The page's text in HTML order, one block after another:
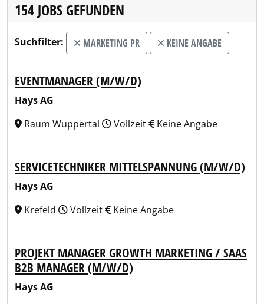
154 JOBS GEFUNDEN
Suchfilter: MARKETING PR KEINE ANGABE
EVENTMANAGER (M/W/D)
Hays AG
Raum Wuppertal
Vollzeit Keine Angabe
SERVICETECHNIKER MITTELSPANNUNG (M/W/D)
Hays AG
Krefeld
Vollzeit Keine Angabe
PROJEKT MANAGER GROWTH MARKETING / SAAS
B2B MANAGER (M/W/D)
Hays AG